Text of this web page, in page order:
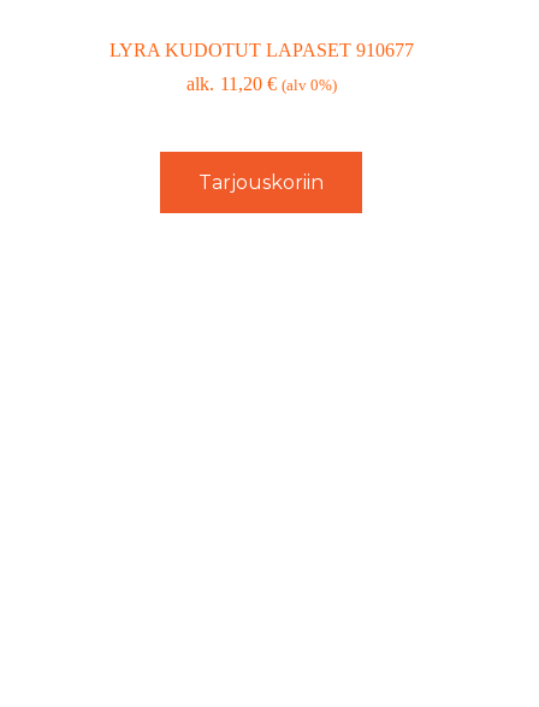
LYRA KUDOTUT LAPASET 910677
11,20 € (alv 0%)
Tarjouskoriin